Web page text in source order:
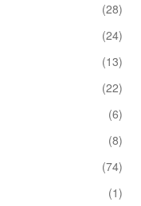
(28)
(24)
(13)
(22)
(6)
(8)
(74)
(1)